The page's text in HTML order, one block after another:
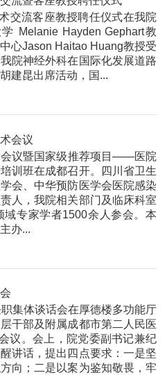
交流客座教授聘任仪式在我院
Melanie Hayden Gephart教
心Jason Haitao Huang教授受
院神经外科在国际化发展道路
建昆出席活动，国...
会议
议暨国家级推荐项目——医院
训班在成都召开。四川省卫生
会、中华预防医学会医院感染
人，我院相关部门及临床科室
专家学者1500余人参会。本
办...
集体谈话会在厚德楼多功能厅
干部及附属成都市第二人民医
议。会上，院党委副书记兼纪
讲话，提出四点要求：一是坚
向；二是以案为鉴知敬畏，牢